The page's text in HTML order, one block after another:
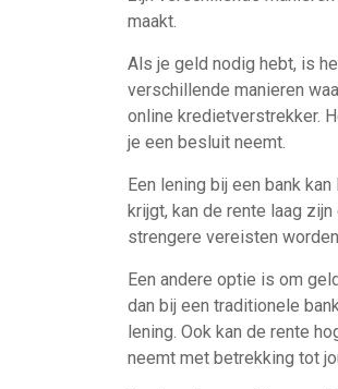
maakt.
Als je geld nodig hebt, is
verschillende manieren
online kredietverstrekker.
je een besluit neemt.
Een lening bij een bank
krijgt, kan de rente laag
strengere vereisten
Een andere optie is om
dan bij een traditionele
lening. Ook kan de rente
neemt met betrekking tot